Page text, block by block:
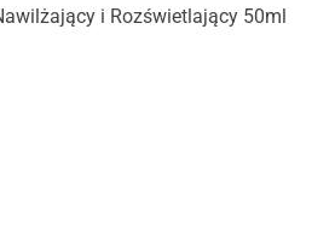
i Rozświetlający 50ml